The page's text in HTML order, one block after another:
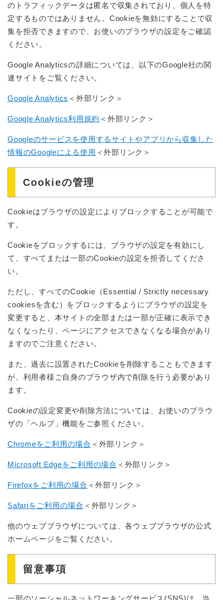
のトラフィックデータは匿名で収集されており、個人を特
定するものではありません。Cookieを無効にすることで収
集を拒否できますので、お使いのブラウザの設定をご確認
ください。
Google Analyticsの詳細については、以下のGoogle社の関
連サイトをご覧ください。
Google Analytics ＜外部リンク＞
Google Analytics利用規約 ＜外部リンク＞
Googleのサービスを使用するサイトやアプリから収集した
情報のGoogleによる使用 ＜外部リンク＞
Cookieの管理
Cookieはブラウザの設定によりブロックすることが可能で
す。
Cookieをブロックするには、ブラウザの設定を有効にし
て、すべてまたは一部のCookieの設定を拒否してくださ
い。
ただし、すべてのCookie（Essential / Strictly necessary
cookiesを含む）をブロックするようにブラウザの設定を
変更すると、本サイトの全部または一部が正確に表示でき
なくなったり、ページにアクセスできなくなる場合があり
ますのでご注意ください。
また、過去に設置されたCookieを削除することもできます
が、利用者様ご自身のブラウザ内で削除を行う必要があり
ます。
Cookieの設定変更や削除方法については、お使いのブラウ
ザの「ヘルプ」機能をご参照ください。
Chromeをご利用の場合 ＜外部リンク＞
Microsoft Edgeをご利用の場合 ＜外部リンク＞
Firefoxをご利用の場合 ＜外部リンク＞
Safariをご利用の場合 ＜外部リンク＞
他のウェブブラウザについては、各ウェブブラウザの公式
ホームページをご覧ください。
留意事項